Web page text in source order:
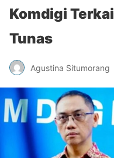
Komdigi
Tunas
Agustina Situmorang